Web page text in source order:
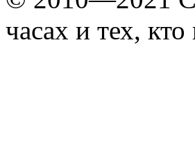
часах и тех,